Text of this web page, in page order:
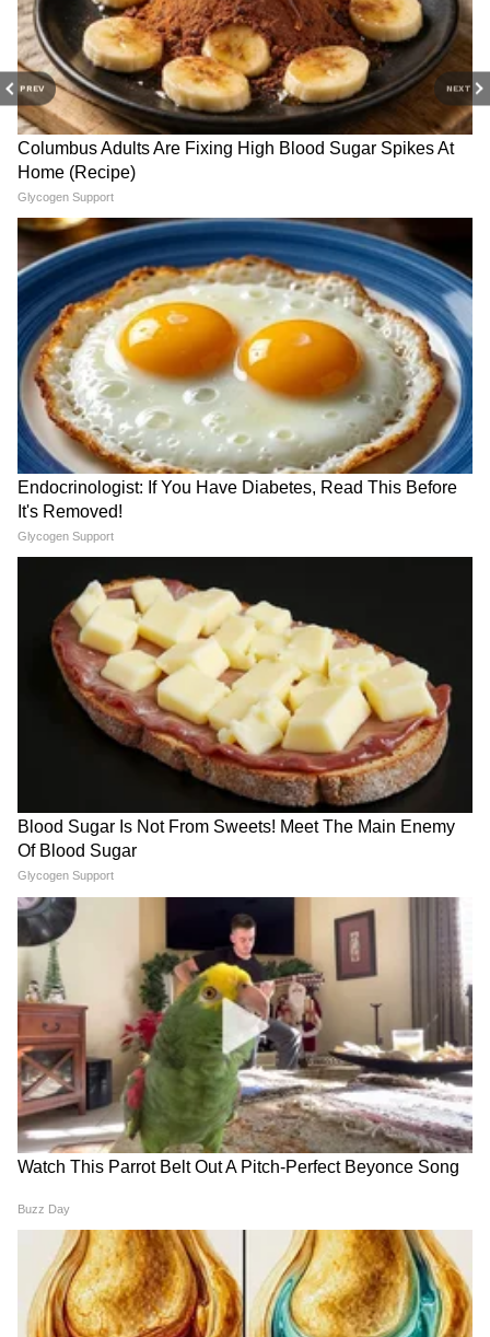
PREV NEXT
Related Articles
Vastu Tips: फ्रिजमध्ये कोणती बाटली ठेवायची?
प्लास्टिकची की काचेची? जाणून घ्या नियम
Vastu Tips : लॅपटॉपवर काम करताना या ५ चुका टाळा,
नाहीतर प्रमोशन हुकेल!
Getty
या राशीच्या लोकांना मोठ्या आर्थिक नुकसानीचे संकेत
मिळत आहेत. भागीदारीच्या व्यवसायात सावधगिरी
बाळगावी लागेल. वैवाहिक जीवनात मतभेद वाढू शकतात.
दुसऱ्यांच्या बोलण्यात येऊन तुम्ही चुकीचा निर्णय घेऊ
शकता. काही महत्त्वाची कामं अडकल्याने तणाव राहील.
आरोग्याच्या बाबतीत अजिबात हलगर्जीपणा करू नका.
मुलांच्या हालचालींवर लक्ष ठेवा.
4
5
Image Credit : Getty
वृश्चिक राशींच्या व्यक्तींची बिघडणार प्रकृती